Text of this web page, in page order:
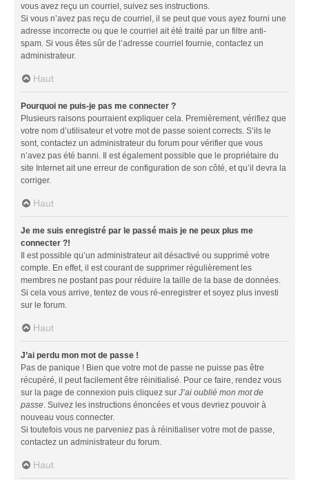
vous avez reçu un courriel, suivez ses instructions.
Si vous n’avez pas reçu de courriel, il se peut que vous ayez fourni une
adresse incorrecte ou que le courriel ait été traité par un filtre anti-
spam. Si vous êtes sûr de l’adresse courriel fournie, contactez un
administrateur.
Haut
Pourquoi ne puis-je pas me connecter ?
Plusieurs raisons pourraient expliquer cela. Premièrement, vérifiez que
votre nom d’utilisateur et votre mot de passe soient corrects. S’ils le
sont, contactez un administrateur du forum pour vérifier que vous
n’avez pas été banni. Il est également possible que le propriétaire du
site Internet ait une erreur de configuration de son côté, et qu’il devra la
corriger.
Haut
Je me suis enregistré par le passé mais je ne peux plus me
connecter ?!
Il est possible qu’un administrateur ait désactivé ou supprimé votre
compte. En effet, il est courant de supprimer régulièrement les
membres ne postant pas pour réduire la taille de la base de données.
Si cela vous arrive, tentez de vous ré-enregistrer et soyez plus investi
sur le forum.
Haut
J’ai perdu mon mot de passe !
Pas de panique ! Bien que votre mot de passe ne puisse pas être
récupéré, il peut facilement être réinitialisé. Pour ce faire, rendez vous
sur la page de connexion puis cliquez sur J’ai oublié mon mot de
passe. Suivez les instructions énoncées et vous devriez pouvoir à
nouveau vous connecter.
Si toutefois vous ne parveniez pas à réinitialiser votre mot de passe,
contactez un administrateur du forum.
Haut